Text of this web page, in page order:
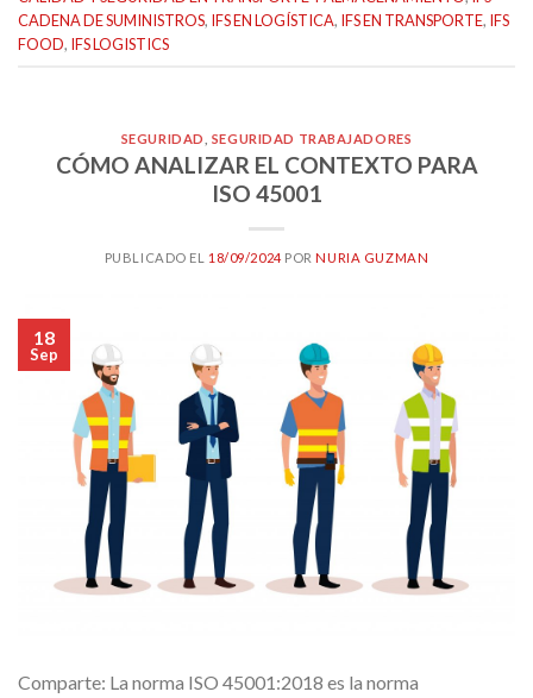
CADENA DE SUMINISTROS, IFS EN LOGÍSTICA, IFS EN TRANSPORTE, IFS
FOOD, IFS LOGISTICS
SEGURIDAD SEGURIDAD TRABAJADORES
CÓMO ANALIZAR EL CONTEXTO PARA
ISO 45001
PUBLICADO EL 18/09/2024PORNURIA GUZMAN
18
Sep
Comparte: La norma ISO 45001:2018 es la norma